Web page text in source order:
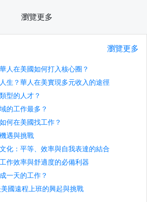
瀏覽更多
瀏覽更多
人在美國如何打入核心圈？
生？華人在美實現多元收入的途徑
型的人才？
的工作最多？
何在美國找工作？
遇與挑戰
化：平等、效率與自我表達的結合
作效率與舒適度的必備利器
一天的工作？
國遠程上班的興起與挑戰